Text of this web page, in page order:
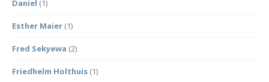
Daniel (1)
Esther Maier (1)
Fred Sekyewa (2)
Friedhelm Holthuis (1)